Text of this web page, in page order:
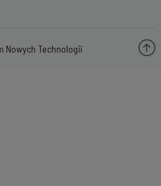
Nowych Technologii